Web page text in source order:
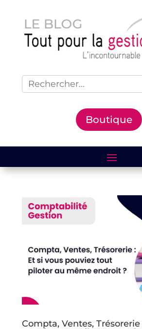
Search
for:
Boutique
Compta, Ventes, Trésorerie